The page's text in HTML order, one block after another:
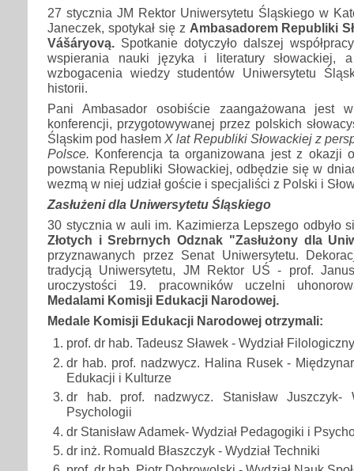
27 stycznia JM Rektor Uniwersytetu Śląskiego w
Janeczek, spotykał się z Ambasadorem Republiki
Vášáryovą.
Spotkanie dotyczyło dalszej
wspierania nauki języka i literatury słowackiej,
wzbogacenia wiedzy studentów Uniwersytetu
historii.
Pani Ambasador osobiście zaangażowana jest
konferencji, przygotowywanej przez polskich
Śląskim pod hasłemX lat Republiki Słowackiej z
Polsce. Konferencja ta organizowana jest z okazji
powstania Republiki Słowackiej, odbędzie się w
wezmą w niej udział goście i specjaliści z Polski i
Zasłużeni dla Uniwersytetu Śląskiego
30 stycznia w auli im. Kazimierza Lepszego odbyło
Złotych i Srebrnych Odznak "Zasłużony dla
przyznawanych przez Senat Uniwersytetu.
tradycją Uniwersytetu, JM Rektor UŚ - prof.
uroczystości 19. pracowników uczelni
Medalami Komisji Edukacji Narodowej.
Medale Komisji Edukacji Narodowej otrzymali:
prof. dr hab. Tadeusz Sławek - Wydział Filologiczny
dr hab. prof. nadzwycz. Halina Rusek -
Edukacji i Kulturze
dr hab. prof. nadzwycz. Stanisław Juszczyk-
Psychologii
dr Stanisław Adamek- Wydział Pedagogiki i
dr inż. Romuald Błaszczyk - Wydział Techniki